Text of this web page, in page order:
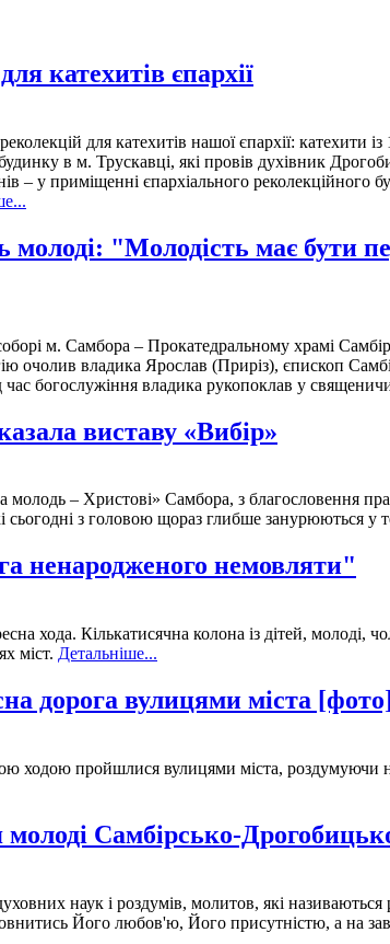
катехитів єпархії
для катехитів нашої єпархії:
в м. Трускавці, які провів духівник
– у приміщенні єпархіального реколекційного
"Молодість має бути
м. Самбора – Прокатедральному храмі
очолив владика Ярослав (Приріз), єпископ
богослужіння владика рукопоклав у
виставу «Вибір»
молодь – Христові» Самбора, з благословення
сьогодні з головою щораз глибше занурюються у
ненародженого немовляти"
хода. Кількатисячна колона із дітей, молоді,
міст. Детальніше...
дорога вулицями міста [фото]
ходою пройшлися вулицями міста,
Самбірсько-
наук і роздумів, молитов, які
Його любов'ю, Його присутністю, а на